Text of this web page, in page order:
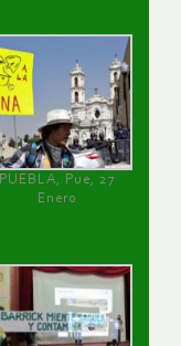
PUEBLA, Pue, 27
Enero